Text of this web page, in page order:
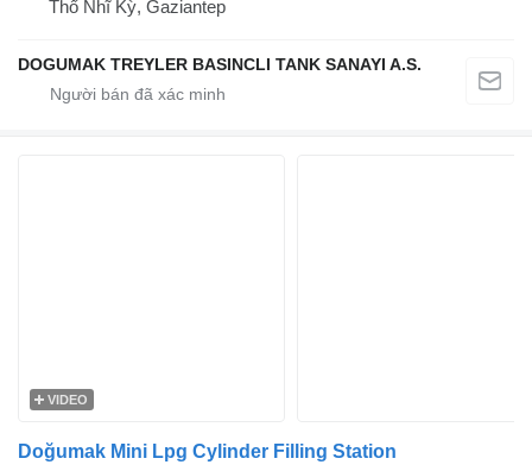
Thổ Nhĩ Kỳ, Gaziantep
DOGUMAK TREYLER BASINCLI TANK SANAYI A.S.
VIDEO
Doğumak Mini Lpg Cylinder Filling Station